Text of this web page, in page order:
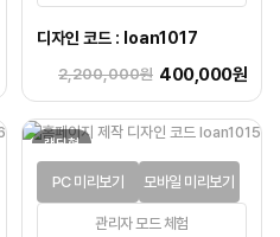
디자인 코드 : loan1017
2,200,000원 400,000원
랜딩형
관리자 모드 체험
PC 미리보기 모바일 미리보기